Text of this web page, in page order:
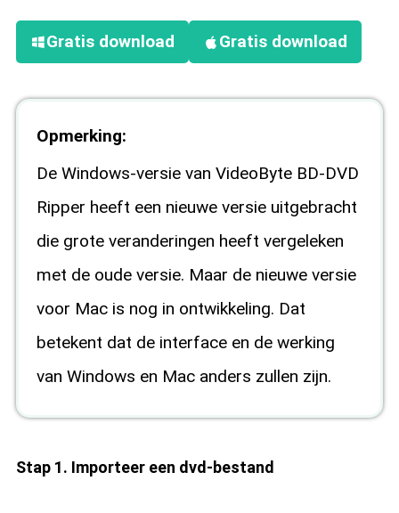
Gratis download Gratis download
Opmerking:
De Windows-versie van VideoByte BD-DVD
Ripper heeft een nieuwe versie uitgebracht
die grote veranderingen heeft vergeleken
met de oude versie. Maar de nieuwe versie
voor Mac is nog in ontwikkeling. Dat
betekent dat de interface en de werking
van Windows en Mac anders zullen zijn.
Stap 1. Importeer een dvd-bestand